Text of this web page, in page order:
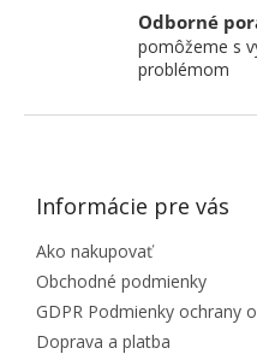
Odborné
pomôžeme s
problémom
ZÁPÄTIE
Informácie pre vás
Ako nakupovať
Obchodné podmienky
GDPR Podmienky ochrany
Doprava a platba